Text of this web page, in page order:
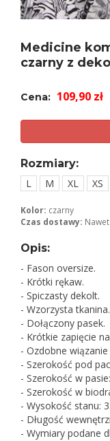
Medicine
czarny z
Cena: 109,90 zł
Rozmiary:
L
M XL XS
Kolor: czarny
Czas dostawy:
Opis:
- Fason oversize.
- Krótki rękaw.
- Spiczasty dekolt.
- Wzorzysta tkanina.
- Dołączony pasek.
- Krótkie zapięcie
- Ozdobne wiązanie
- Szerokość pod
- Szerokość w
- Szerokość w
- Wysokość stanu:
- Długość
- Wymiary podane